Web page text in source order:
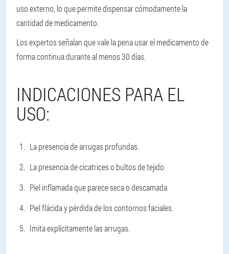
uso externo, lo que permite dispensar cómodamente la
cantidad de medicamento.
Los expertos señalan que vale la pena usar el medicamento de
forma continua durante al menos 30 días.
INDICACIONES PARA EL
USO:
La presencia de arrugas profundas.
La presencia de cicatrices o bultos de tejido.
Piel inflamada que parece seca o descamada.
Piel flácida y pérdida de los contornos faciales.
Imita explícitamente las arrugas.